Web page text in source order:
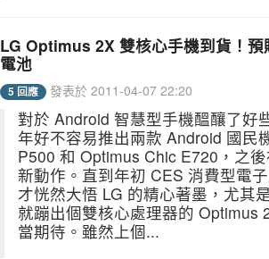
LG Optimus 2X 雙核心手機到貨！預
電池
5 回應 發表於 2011-04-07 22:20
對於 Android 智慧型手機醞釀了好
年好不容易推出兩款 Android 國民
P500 和 Optimus Chic E720，之
新動作。直到年初 CES 消費型電
才恍然大悟 LG 的精心著墨，尤其
就蹦出個雙核心處理器的 Optimus
當期待。雖然上個...